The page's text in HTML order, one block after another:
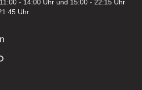
- 14:00 Uhr und 15:00 - 22:15 Uhr
Uhr